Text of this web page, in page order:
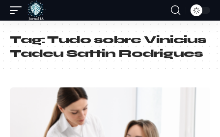
Tag:Tudo sobre Vinicius
Tadeu Sattin Rodrigues